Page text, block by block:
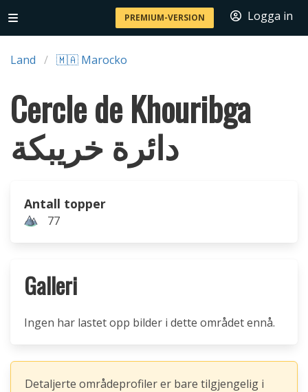
PREMIUM-VERSION Logga in
Land 🇲🇦 Marocko
Cercle de Khouribga
دائرة خريبكة
Antall topper
77
Galleri
Ingen har lastet opp bilder i dette området ennå.
Detaljerte områdeprofiler er bare tilgjengelig i